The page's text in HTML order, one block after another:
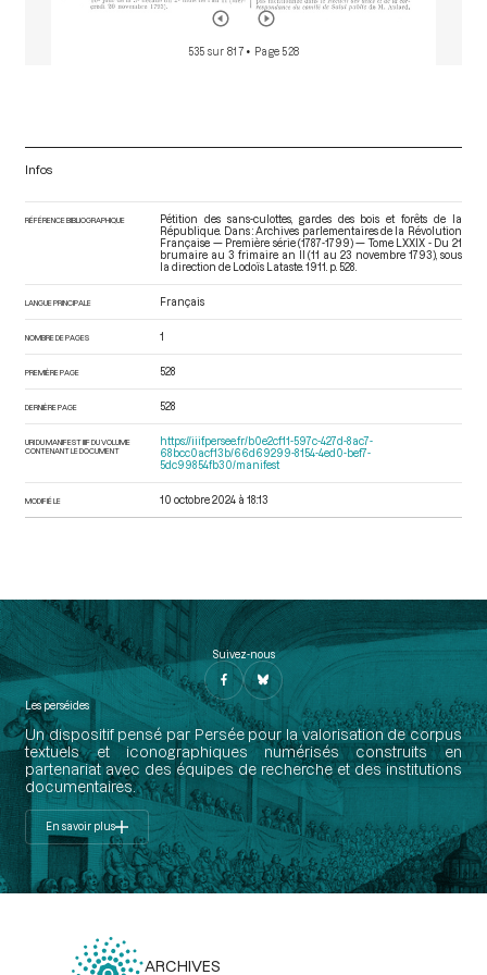
535 sur 817 • Page 528
Infos
RÉFÉRENCE BIBLIOGRAPHIQUE
Pétition des sans-culottes, gardes des bois et forêts de la
République. Dans : Archives parlementaires de la Révolution
Française — Première série (1787-1799) — Tome LXXIX - Du 21
brumaire au 3 frimaire an II (11 au 23 novembre 1793), sous
la direction de Lodoïs Lataste. 1911. p. 528.
LANGUE PRINCIPALE Français
NOMBRE DE PAGES 1
PREMIÈRE PAGE 528
DERNIÈRE PAGE 528
URI DU MANIFEST IIIF DU VOLUME
CONTENANT LE DOCUMENT
https://iiif.persee.fr/b0e2cf11-597c-427d-8ac7-
68bcc0acf13b/66d69299-8154-4ed0-bef7-
5dc99854fb30/manifest
MODIFIÉ LE 10 octobre 2024 à 18:13
Suivez-nous
Les perséides
Un dispositif pensé par Persée pour la valorisation de corpus
textuels et iconographiques numérisés construits en
partenariat avec des équipes de recherche et des institutions
documentaires.
En savoir plus
ARCHIVES